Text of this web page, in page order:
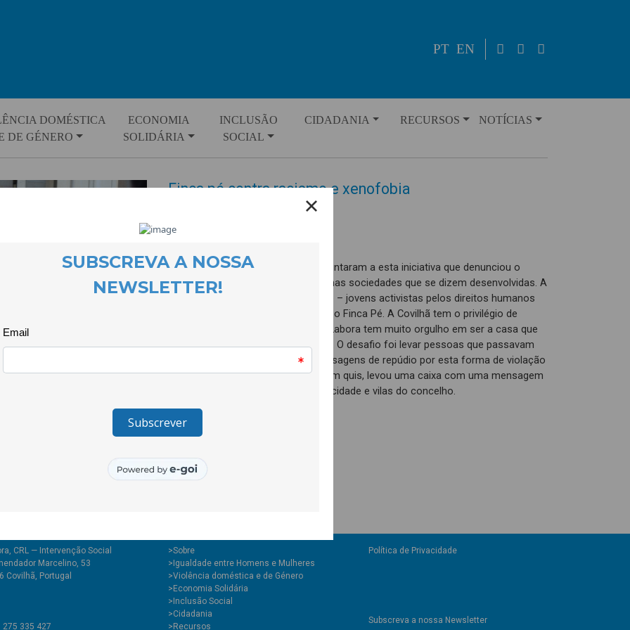
PT EN
DOMÉSTICA
DE GÉNERO
ECONOMIA
SOLIDÁRIA
INCLUSÃO
SOCIAL
CIDADANIA RECURSOS NOTÍCIAS
Finca pé contra racismo e xenofobia
16 June 2026
Foram muitas as pessoas que se juntaram a esta iniciativa que denunciou o
racismo e a xenofobia que grassa nas sociedades que se dizem desenvolvidas. A
CooLabora acolhe o Coolaboratório – jovens activistas pelos direitos humanos
que pensaram e levaram para a rua o Finca Pé. A Covilhã tem o privilégio de
contar com este colectivo e a CooLabora tem muito orgulho em ser a casa que
acolhe gente tão diversa e activista. O desafio foi levar pessoas que passavam
na Praça do Município a deixar mensagens de repúdio por esta forma de violação
dos direitos humanos. No final, quem quis, levou uma caixa com uma mensagem
e deixou-a em local estratégico da cidade e vilas do concelho.
CRL — Intervenção Social
Marcelino, 53
Covilhã, Portugal
335 427
>Sobre
>Igualdade entre Homens e Mulheres
>Violência doméstica e de Género
>Economia Solidária
>Inclusão Social
>Cidadania
>Recursos
Política de Privacidade
Subscreva a nossa Newsletter